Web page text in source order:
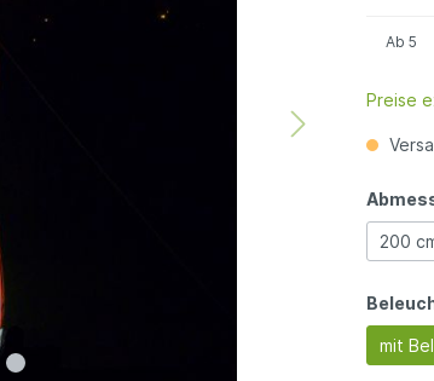
Ab 5
Preise
200
mit